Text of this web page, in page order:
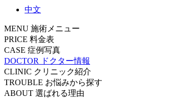
中文
MENU 施術メニュー
PRICE 料金表
CASE 症例写真
DOCTOR
ドクター情報
CLINIC クリニック紹介
TROUBLE お悩みから探す
ABOUT 選ばれる理由